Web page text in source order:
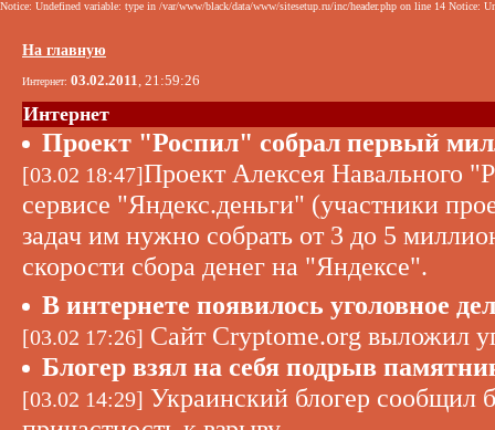
Notice: Undefined variable: type in /var/www/black/data/www/sitesetup.ru/inc/header.php on line 14 Notice:
На главную
Интернет: 03.02.2011, 21:59:26
Интернет
Проект "Роспил" собрал первый
[03.02 18:47]Проект Алексея Навального
сервисе "Яндекс.деньги" (участники
задач им нужно собрать от 3 до 5
скорости сбора денег на "Яндексе".
В интернете появилось уголовное
[03.02 17:26] Сайт Cryptome.org выложил
Блогер взял на себя подрыв
[03.02 14:29] Украинский блогер сообщил